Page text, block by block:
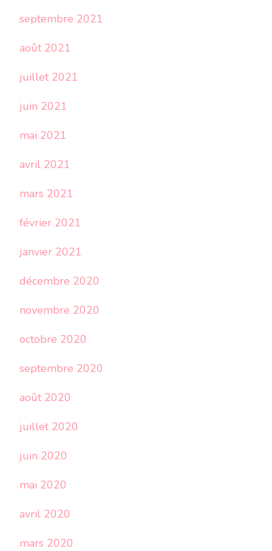
septembre 2021
août 2021
juillet 2021
juin 2021
mai 2021
avril 2021
mars 2021
février 2021
janvier 2021
décembre 2020
novembre 2020
octobre 2020
septembre 2020
août 2020
juillet 2020
juin 2020
mai 2020
avril 2020
mars 2020